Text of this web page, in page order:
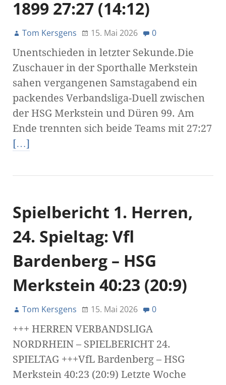
1899 27:27 (14:12)
Tom Kersgens 15. Mai 2026 0
Unentschieden in letzter Sekunde.Die
Zuschauer in der Sporthalle Merkstein
sahen vergangenen Samstagabend ein
packendes Verbandsliga-Duell zwischen
der HSG Merkstein und Düren 99. Am
Ende trennten sich beide Teams mit 27:27
[…]
Spielbericht 1. Herren,
24. Spieltag: Vfl
Bardenberg – HSG
Merkstein 40:23 (20:9)
Tom Kersgens 15. Mai 2026 0
+++ HERREN VERBANDSLIGA
NORDRHEIN – SPIELBERICHT 24.
SPIELTAG +++VfL Bardenberg – HSG
Merkstein 40:23 (20:9) Letzte Woche